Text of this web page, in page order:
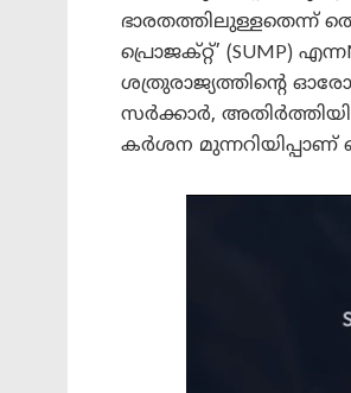
ഭാരതത്തിലുള്ളതെന്ന്
പ്രൊജക്റ്റ്’ (SUMP)
ശത്രുരാജ്യത്തിന്റെ
സർക്കാർ,
കർശന